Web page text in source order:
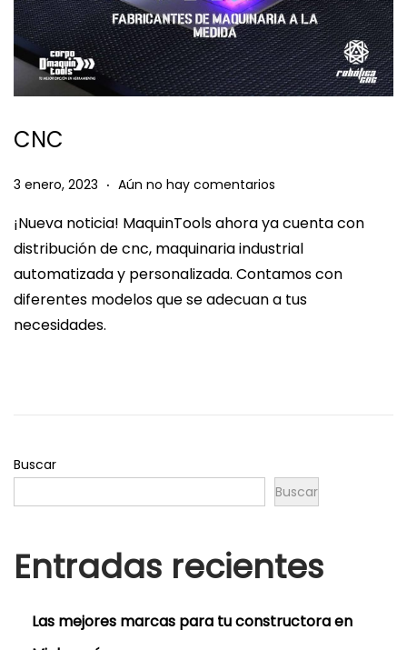
CNC
P
b
l
i
c
a
3 enero, 2023 3
n
e
r
o
,
. Aún no hay comentarios
¡Nueva noticia! MaquinTools ahora ya cuenta con
distribución de cnc, maquinaria industrial
automatizada y personalizada. Contamos con
diferentes modelos que se adecuan a tus
necesidades.
Buscar
Buscar
Entradas recientes
Las mejores marcas para tu constructora en